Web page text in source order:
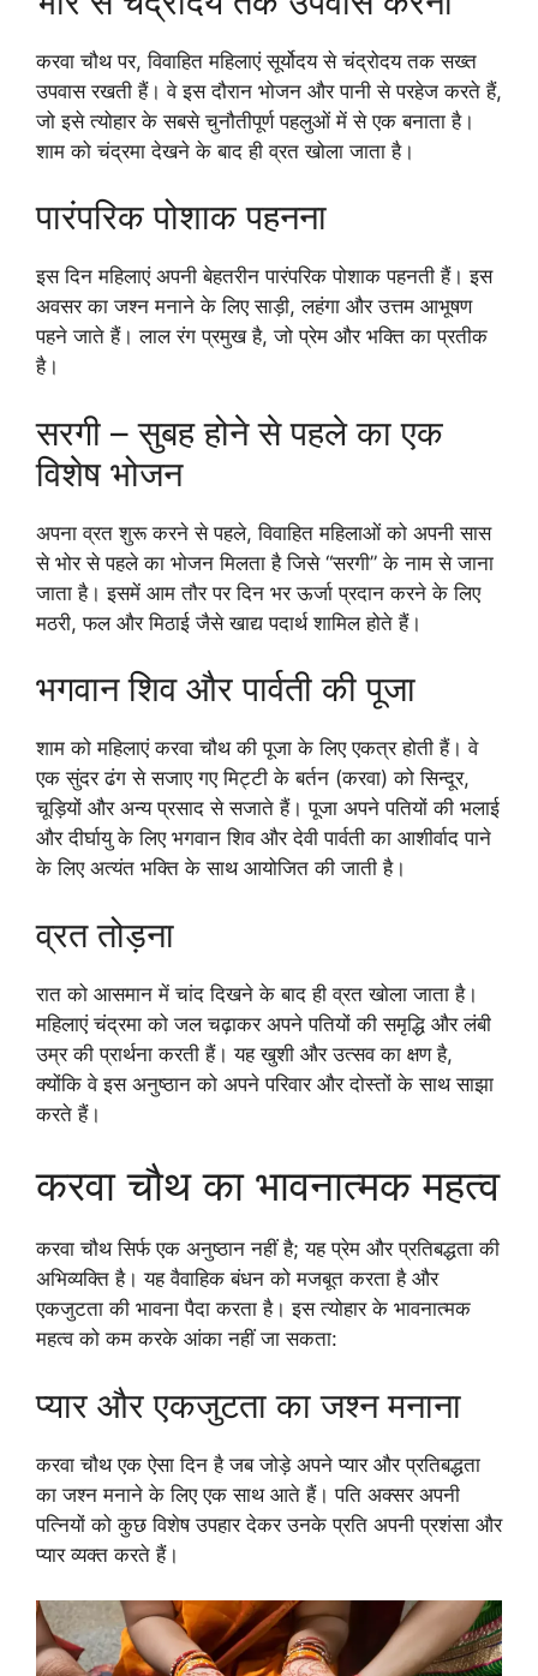
करवा चौथ पर, विवाहित महिलाएं सूर्योदय से चंद्रोदय तक सख्त
उपवास रखती हैं। वे इस दौरान भोजन और पानी से परहेज करते हैं,
जो इसे त्योहार के सबसे चुनौतीपूर्ण पहलुओं में से एक बनाता है।
शाम को चंद्रमा देखने के बाद ही व्रत खोला जाता है।
पारंपरिक पोशाक पहनना
इस दिन महिलाएं अपनी बेहतरीन पारंपरिक पोशाक पहनती हैं। इस
अवसर का जश्न मनाने के लिए साड़ी, लहंगा और उत्तम आभूषण
पहने जाते हैं। लाल रंग प्रमुख है, जो प्रेम और भक्ति का प्रतीक
है।
सरगी – सुबह होने से पहले का एक
विशेष भोजन
अपना व्रत शुरू करने से पहले, विवाहित महिलाओं को अपनी सास
से भोर से पहले का भोजन मिलता है जिसे “सरगी” के नाम से जाना
जाता है। इसमें आम तौर पर दिन भर ऊर्जा प्रदान करने के लिए
मठरी, फल और मिठाई जैसे खाद्य पदार्थ शामिल होते हैं।
भगवान शिव और पार्वती की पूजा
शाम को महिलाएं करवा चौथ की पूजा के लिए एकत्र होती हैं। वे
एक सुंदर ढंग से सजाए गए मिट्टी के बर्तन (करवा) को सिन्दूर,
चूड़ियों और अन्य प्रसाद से सजाते हैं। पूजा अपने पतियों की भलाई
और दीर्घायु के लिए भगवान शिव और देवी पार्वती का आशीर्वाद पाने
के लिए अत्यंत भक्ति के साथ आयोजित की जाती है।
व्रत तोड़ना
रात को आसमान में चांद दिखने के बाद ही व्रत खोला जाता है।
महिलाएं चंद्रमा को जल चढ़ाकर अपने पतियों की समृद्धि और लंबी
उम्र की प्रार्थना करती हैं। यह खुशी और उत्सव का क्षण है,
क्योंकि वे इस अनुष्ठान को अपने परिवार और दोस्तों के साथ साझा
करते हैं।
करवा चौथ का भावनात्मक महत्व
करवा चौथ सिर्फ एक अनुष्ठान नहीं है; यह प्रेम और प्रतिबद्धता की
अभिव्यक्ति है। यह वैवाहिक बंधन को मजबूत करता है और
एकजुटता की भावना पैदा करता है। इस त्योहार के भावनात्मक
महत्व को कम करके आंका नहीं जा सकता:
प्यार और एकजुटता का जश्न मनाना
करवा चौथ एक ऐसा दिन है जब जोड़े अपने प्यार और प्रतिबद्धता
का जश्न मनाने के लिए एक साथ आते हैं। पति अक्सर अपनी
पत्नियों को कुछ विशेष उपहार देकर उनके प्रति अपनी प्रशंसा और
प्यार व्यक्त करते हैं।